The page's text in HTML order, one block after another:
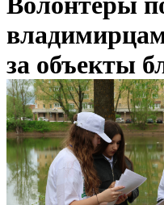
за объекты